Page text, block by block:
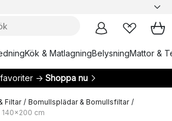
Kök & MatlagningBelysningMattor &
→ Shoppa nu
Filtar / Bomullsplädar & Bomullsfiltar /
cm